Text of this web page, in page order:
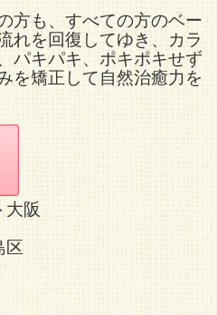
方も、すべての方のベー
れを回復してゆき、カラ
パキパキ、ポキポキせず
を矯正して自然治癒力を
大阪
区